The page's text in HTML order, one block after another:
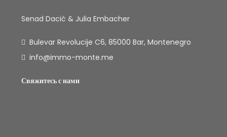
Senad Dacić & Julia Embacher
Bulevar Revolucije C6, 85000 Bar, Montenegro
info@immo-monte.me
Свяжитесь с нами